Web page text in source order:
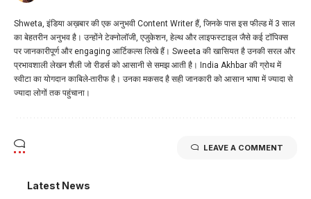
Shweta, इंडिया अख़बार की एक अनुभवी Content Writer हैं, जिनके पास इस फील्ड में 3 साल
का बेहतरीन अनुभव है। उन्होंने टेक्नोलॉजी, एजुकेशन, हेल्थ और लाइफस्टाइल जैसे कई टॉपिक्स
पर जानकारीपूर्ण और engaging आर्टिकल्स लिखे हैं। Sweeta की खासियत है उनकी सरल और
प्रभावशाली लेखन शैली जो रीडर्स को आसानी से समझ आती है। India Akhbar की ग्रोथ में
स्वीटा का योगदान काबिले-तारीफ है। उनका मकसद है सही जानकारी को आसान भाषा में ज्यादा से
ज्यादा लोगों तक पहुंचाना।
LEAVE A COMMENT
Latest News